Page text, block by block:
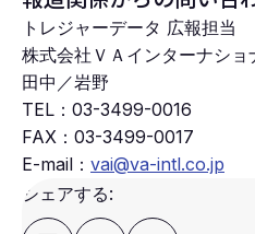
トレジャーデータ 広報担当
株式会社ＶＡインターナショ
田中／岩野
TEL： 03-3499-0016
FAX： 03-3499-0017
E-mail： vai@va-intl.co.jp
シェアする: